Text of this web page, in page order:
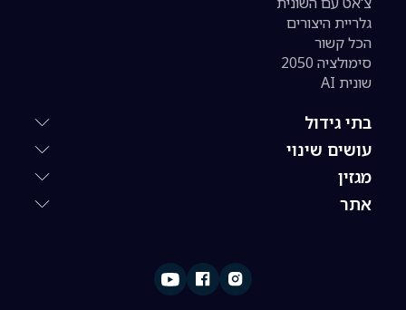
גלריית היצורים
הכל קשור
סימולציה 2050
שונית AI
בתי גידול
עושים שינוי
מגזין
אתר